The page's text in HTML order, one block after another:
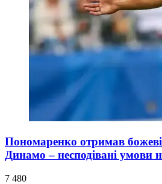
Пономаренко отримав
Динамо – несподівані умови
7 480